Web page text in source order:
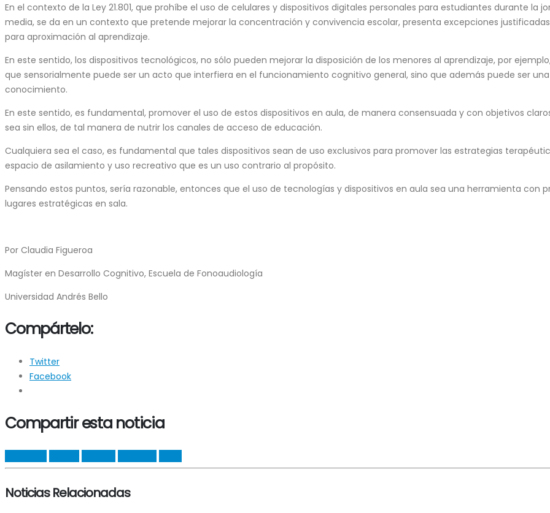
En el contexto de la Ley 21.801, que prohíbe el uso de celulares y dispositivos digitales personales para estudiantes durante
media, se da en un contexto que pretende mejorar la concentración y convivencia escolar, presenta excepciones
para aproximación al aprendizaje.
En este sentido, los dispositivos tecnológicos, no sólo pueden mejorar la disposición de los menores al aprendizaje, por
que sensorialmente puede ser un acto que interfiera en el funcionamiento cognitivo general, sino que además puede ser
conocimiento.
En este sentido, es fundamental, promover el uso de estos dispositivos en aula, de manera consensuada y con objetivos
sea sin ellos, de tal manera de nutrir los canales de acceso de educación.
Cualquiera sea el caso, es fundamental que tales dispositivos sean de uso exclusivos para promover las estrategias
espacio de asilamiento y uso recreativo que es un uso contrario al propósito.
Pensando estos puntos, sería razonable, entonces que el uso de tecnologías y dispositivos en aula sea una herramienta con
lugares estratégicas en sala.
Por Claudia Figueroa
Magíster en Desarrollo Cognitivo, Escuela de Fonoaudiología
Universidad Andrés Bello
Compártelo:
Twitter
Facebook
Compartir esta noticia
Noticias Relacionadas